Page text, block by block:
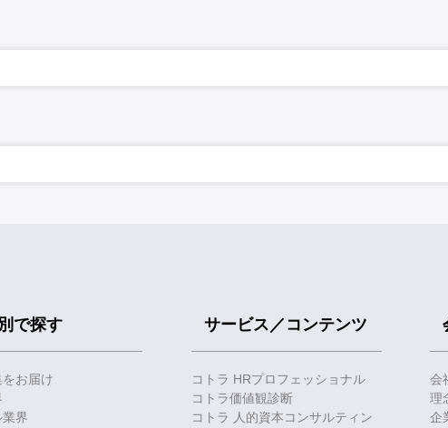
で探す
お届け
業界
サービス／コンテンツ
コトラ HRプロフェッショナル
コトラ価値観診断
コトラ 人的資本コンサルティン
会
理
企